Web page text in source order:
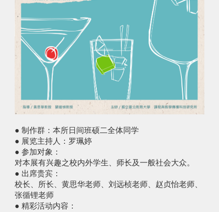
● 制作群：本所日间班硕二全体同学
● 展览主持人：罗珮婷
● 参加对象：
对本展有兴趣之校内外学生、师长及一般社会大众。
● 出席贵宾：
校长、所长、黄思华老师、刘远桢老师、赵贞怡老师、
张循锂老师
● 精彩活动内容：